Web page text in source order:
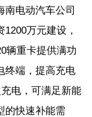
南电动汽车公司
万元建设，
辆重卡提供满功
终端，提高充电
电，可满足新能
的快速补能需